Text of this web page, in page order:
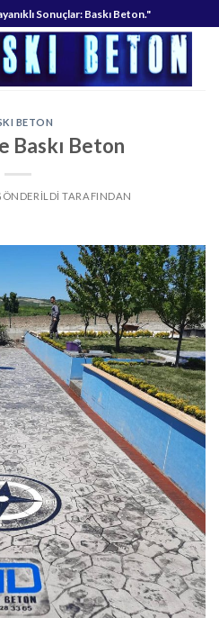
Sonuçlar: Baskı Beton."
BETON
Baskı Beton
TARAFINDAN